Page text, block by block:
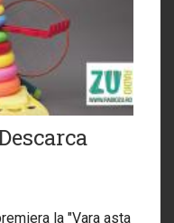
la "Vara asta